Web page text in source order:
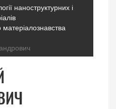
наноструктурних і
матеріалознавства